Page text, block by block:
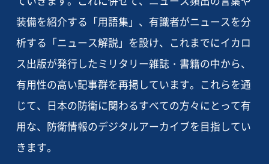
装備を紹介する「用語集」、有識者がニュースを分
析する「ニュース解説」を設け、これまでにイカロ
ス出版が発行したミリタリー雑誌・書籍の中から、
有用性の高い記事群を再掲しています。これらを通
じて、日本の防衛に関わるすべての方々にとって有
用な、防衛情報のデジタルアーカイブを目指してい
きます。